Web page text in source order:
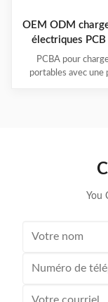
OEM ODM
électriques
PCBA pour
portables avec une
multi-protection et
You